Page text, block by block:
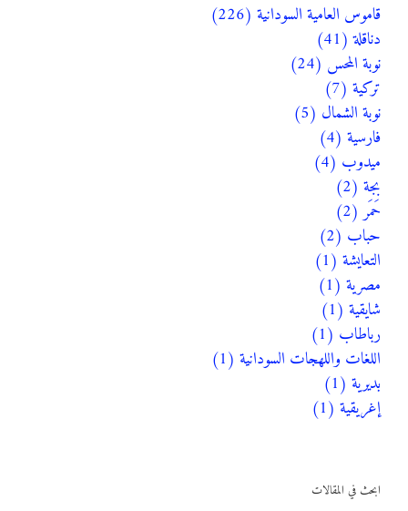
ابحث في المقالات
قاموس العامية السودانية (226)
دناقلة (41)
نوبة المحس (24)
تركية (7)
نوبة الشمال (5)
فارسية (4)
ميدوب (4)
بجة (2)
حَمَر (2)
حباب (2)
التعايشة (1)
مصرية (1)
شايقية (1)
رباطاب (1)
اللغات واللهجات السودانية (1)
بديرية (1)
إغريقية (1)